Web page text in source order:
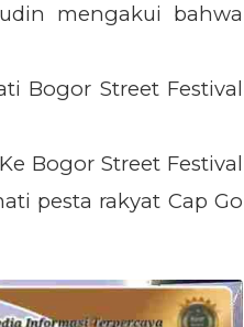
mengakui bahwa
Bogor Street Festival
Bogor Street Festival
pesta rakyat Cap Go